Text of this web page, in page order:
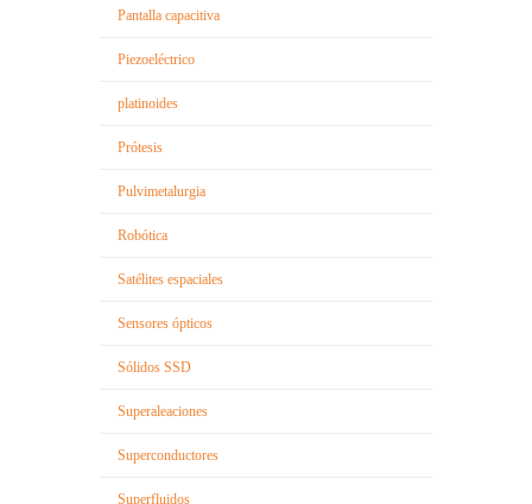
Pantalla capacitiva
Piezoeléctrico
platinoides
Prótesis
Pulvimetalurgia
Robótica
Satélites espaciales
Sensores ópticos
Sólidos SSD
Superaleaciones
Superconductores
Superfluidos